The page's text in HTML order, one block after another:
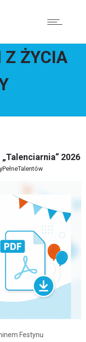
Z ŻYCIA
2026
Festynu